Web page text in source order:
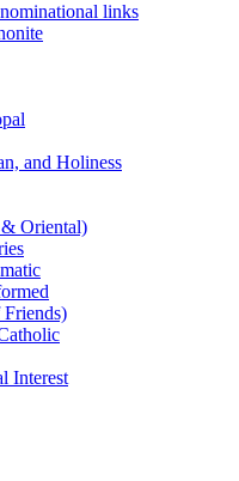
links
and Holiness
Oriental)
Interest